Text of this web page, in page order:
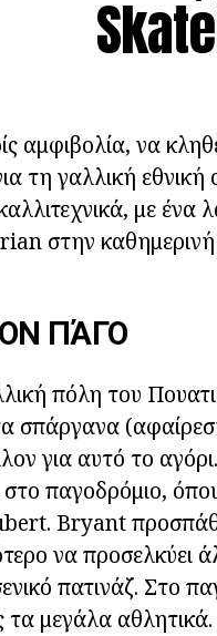
αμφιβολία, να
τη γαλλική
με ένα
στην
ΠΆΓΟ
πόλη του
σπάργανα
για αυτό το
παγοδρόμιο,
Bryant
να προσελκύει
πατινάζ. Στο
τα μεγάλα αθλητικά.